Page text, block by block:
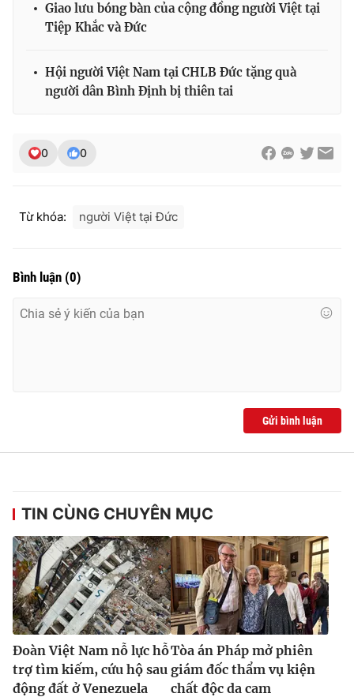
THỜI BÁO VTV
Theo dõi báo trên
Cơ quan báo chí:Thời báo VTV
Tổng Biên tập:
Nguyễn Trọng Ninh
® Cấm sao chép dưới mọi hình thức nếu không có sự chấp
thuận bằng văn bản. Ghi rõ nguồn VTV.vn khi phát hành lại
thông tin từ website này.
Giao lưu bóng bàn của cộng đồng người Việt tại
Tiệp Khắc và Đức
Hội người Việt Nam tại CHLB Đức tặng quà
người dân Bình Định bị thiên tai
0 0
Từ khóa: người Việt tại Đức
Bình luận (0)
Gửi bình luận
TIN CÙNG CHUYÊN MỤC
Đoàn Việt Nam nỗ lực hỗ
trợ tìm kiếm, cứu hộ sau
động đất ở Venezuela
Tòa án Pháp mở phiên
giám đốc thẩm vụ kiện
chất độc da cam